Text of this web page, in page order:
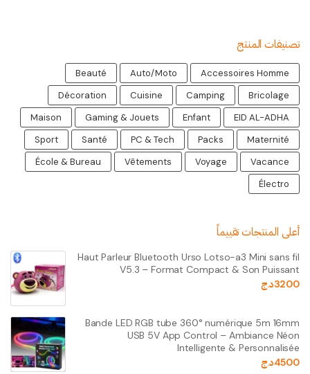
تصنيفات المنتج
Accessoires Homme
Auto/Moto
Beauté
Bricolage
Camping
Cuisine
Décoration
EID AL-ADHA
Enfant
Gaming & Jouets
Maison
Maternité
Packs
PC & Tech
Santé
Sport
Vacance
Voyage
Vêtements
École & Bureau
Électro
أعلى المنتجات تقييماً
Haut Parleur Bluetooth Urso Lotso-a3 Mini sans fil
V5.3 – Format Compact & Son Puissant
3200د.ج
Bande LED RGB tube 360° numérique 5m 16mm
USB 5V App Control – Ambiance Néon
Intelligente & Personnalisée
4500د.ج